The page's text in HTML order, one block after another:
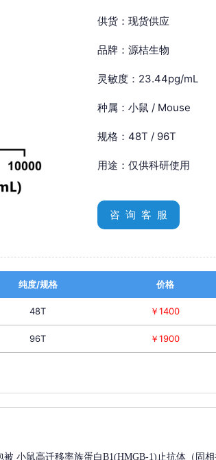
供货：现货供应
品牌：源桔生物
灵敏度：23.44pg/mL
种属：小鼠 / Mouse
规格：48T / 96T
用途：仅供科研使用
咨 询 客 服
纯度/规格 价格
48T ￥1400
96T ￥1900
被 小鼠高迁移率族蛋白B1(HMGB-1)止抗体（固